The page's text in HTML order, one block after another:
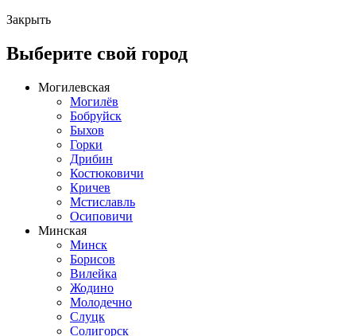
Закрыть
Выберите свой город
Могилевская
Могилёв
Бобруйск
Быхов
Горки
Дрибин
Костюковичи
Кричев
Мстиславль
Осиповичи
Минская
Минск
Борисов
Вилейка
Жодино
Молодечно
Слуцк
Солигорск